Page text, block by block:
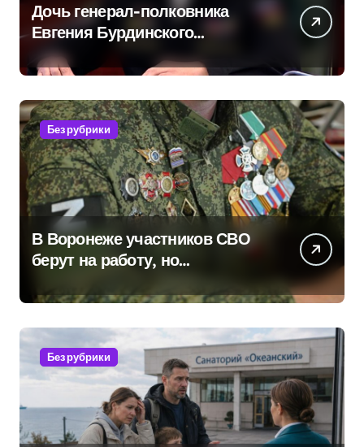
Дочь генерал-полковника
Евгения Бурдинского
оказывает платные услуги по
вопросам военной службы и
бронирования
Без рубрики
В Воронеже участников СВО
берут на работу, но
удержаться удаётся не всем
Без рубрики